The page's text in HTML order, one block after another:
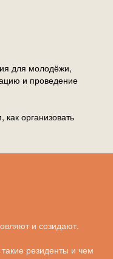
для молодёжи,
и проведение
организовать
и созидают.
резиденты и чем